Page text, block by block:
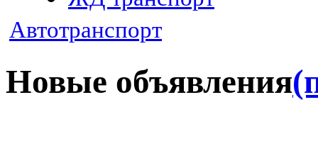
Автотранспорт
Новые объявления